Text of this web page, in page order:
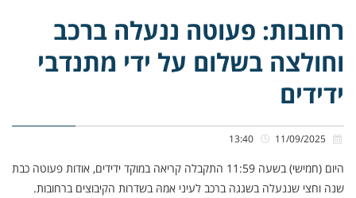
רחובות: פעוטה ננעלה ברכב
וחולצה בשלום על ידי מתנדבי
ידידים
היום (חמישי) בשעה 11:59 התקבלה קריאה במוקד ידידים, אודות פעוטה כבת
שנה וחצי שננעלה בשגגה ברכב לעיני אמהּ בשדרות הקיבוצים ברחובות.